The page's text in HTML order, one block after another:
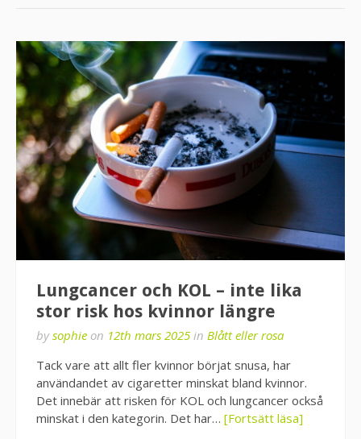
Lungcancer och KOL – inte lika
stor risk hos kvinnor längre
bysophie on 12th mars 2025 in Blått eller rosa
Tack vare att allt fler kvinnor börjat snusa, har
användandet av cigaretter minskat bland kvinnor.
Det innebär att risken för KOL och lungcancer också
minskat i den kategorin. Det har… [Fortsätt läsa]